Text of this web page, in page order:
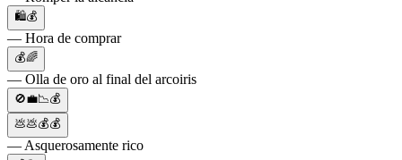
🛍️💰
— Hora de comprar
💰🌈
— Olla de oro al final del arcoiris
🚫💼📉💰
💩💩💰💰
— Asquerosamente rico